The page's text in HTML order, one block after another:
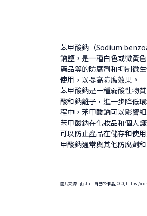
苯甲酸鈉（Sodium
鈉鹽，是一種白色或微黃
藥品等的防腐劑和抑制微
使用，以提高防腐效果。
苯甲酸鈉是一種弱酸性物
酸和鈉離子，進一步降低
程中，苯甲酸鈉可以影響
苯甲酸鈉在化妝品和個人
可以防止產品在儲存和使
甲酸鈉通常與其他防腐劑
圖片來源 : 由 Jü - 自己的作品, CC0,